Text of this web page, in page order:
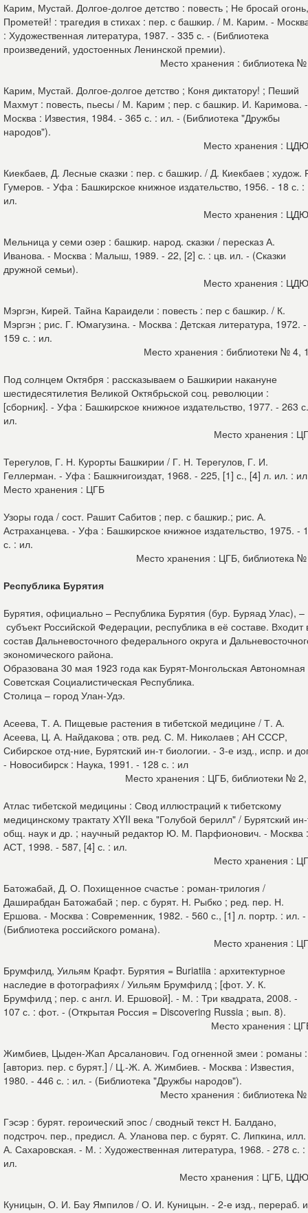
Карим, Мустай. Долгое-долгое детство : повесть ; Не бросай огонь,
Прометей! : трагедия в стихах : пер. с башкир. / М. Карим. -
: Художественная литература, 1987. - 335 с. - (Библиотека
произведений, удостоенных Ленинской премии).
Место хранения : библиотека
Карим, Мустай. Долгое-долгое детство ; Коня диктатору! ; Пеший
Махмут : повесть, пьесы / М. Карим ; пер. с башкир. И. Каримова. -
Москва : Известия, 1984. - 365 с. : ил. - (Библиотека "Дружбы
народов").
Место хранения :
Киекбаев, Д. Лесные сказки : пер. с башкир. / Д. Киекбаев ; худож.
Гумеров. - Уфа : Башкирское книжное издательство, 1956. - 18 с. :
ил.
Место хранения :
Мельница у семи озер : башкир. народ. сказки / пересказ А.
Иванова. - Москва : Малыш, 1989. - 22, [2] с. : цв. ил. - (Сказки
дружной семьи).
Место хранения :
Мэргэн, Кирей. Тайна Караидели : повесть : пер с башкир. / К.
Мэргэн ; рис. Г. Юмагузина. - Москва : Детская литература, 1972. -
159 с. : ил.
Место хранения : библиотеки № 4,
Под солнцем Октября : рассказываем о Башкирии накануне
шестидесятилетия Великой Октябрьской соц. революции :
[сборник]. - Уфа : Башкирское книжное издательство, 1977. - 263
ил.
Место хранения :
Терегулов, Г. Н. Курорты Башкирии / Г. Н. Терегулов, Г. И.
Геллерман. - Уфа : Башкнигоиздат, 1968. - 225, [1] с., [4] л. ил. :
Место хранения : ЦГБ
Узоры года / сост. Рашит Сабитов ; пер. с башкир.; рис. А.
Астраханцева. - Уфа : Башкирское книжное издательство, 1975. -
с. : ил.
Место хранения : ЦГБ, библиотека
Республика Бурятия
Бурятия, официально – Республика Бурятия (бур. Буряад Улас), –
субъект Российской Федерации, республика в её составе. Входит
состав Дальневосточного федерального округа и
экономического района.
Образована 30 мая 1923 года как Бурят-Монгольская Автономная
Советская Социалистическая Республика.
Столица – город Улан-Удэ.
Асеева, Т. А. Пищевые растения в тибетской медицине / Т. А.
Асеева, Ц. А. Найдакова ; отв. ред. С. М. Николаев ; АН СССР,
Сибирское отд-ние, Бурятский ин-т биологии. - 3-е изд., испр. и
- Новосибирск : Наука, 1991. - 128 с. : ил
Место хранения : ЦГБ, библиотеки №
Атлас тибетской медицины : Свод иллюстраций к тибетскому
медицинскому трактату ХYII века "Голубой берилл" / Бурятский
общ. наук и др. ; научный редактор Ю. М. Парфионович. - Москва :
АСТ, 1998. - 587, [4] с. : ил.
Место хранения :
Батожабай, Д. О. Похищенное счастье : роман-трилогия /
Даширабдан Батожабай ; пер. с бурят. Н. Рыбко ; ред. пер. Н.
Ершова. - Москва : Современник, 1982. - 560 с., [1] л. портр. : ил. -
(Библиотека российского романа).
Место хранения :
Брумфилд, Уильям Крафт. Бурятия = Buriatiia : архитектурное
наследие в фотографиях / Уильям Брумфилд ; [фот. У. К.
Брумфилд ; пер. с англ. И. Ершовой]. - М. : Три квадрата, 2008. -
107 с. : фот. - (Открытая Россия = Discovering Russia ; вып. 8).
Место хранения :
Жимбиев, Цыден-Жап Арсаланович. Год огненной змеи : романы :
[авториз. пер. с бурят.] / Ц.-Ж. А. Жимбиев. - Москва : Известия,
1980. - 446 с. : ил. - (Библиотека "Дружбы народов").
Место хранения : библиотека
Гэсэр : бурят. героический эпос / сводный текст Н. Балдано,
подстроч. пер., предисл. А. Уланова пер. с бурят. С. Липкина, илл.
А. Сахаровская. - М. : Художественная литература, 1968. - 278 с. :
ил.
Место хранения : ЦГБ,
Куницын, О. И. Бау Ямпилов / О. И. Куницын. - 2-е изд., перераб. и